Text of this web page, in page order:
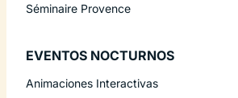
Séminaire Provence
EVENTOS NOCTURNOS
Animaciones Interactivas